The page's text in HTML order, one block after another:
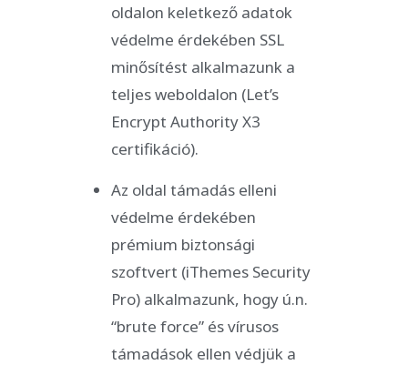
oldalon keletkező adatok
védelme érdekében SSL
minősítést alkalmazunk a
teljes weboldalon (Let’s
Encrypt Authority X3
certifikáció).
Az oldal támadás elleni
védelme érdekében
prémium biztonsági
szoftvert (iThemes Security
Pro) alkalmazunk, hogy ú.n.
“brute force” és vírusos
támadások ellen védjük a